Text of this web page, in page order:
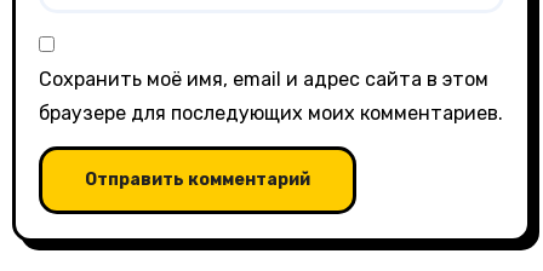
Сохранить моё имя, email и адрес сайта в этом
браузере для последующих моих комментариев.